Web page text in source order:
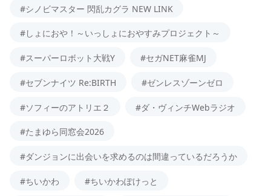
#シノビマスター 閃乱カグラ NEW LINK
#しょにおや！～いっしょにおやすみプロジェクト～
#スーパーロボット大戦Y #セガNET麻雀MJ
#セブンナイツ Re:BIRTH #ゼンレスゾーンゼロ
#ソフィーのアトリエ２ #ダ・ヴィンチWebラジオ
#たまゆら同窓会2026
#ダンジョンに出会いを求めるのは間違っているだろうか
#ちいかわ #ちいかわぽけっと